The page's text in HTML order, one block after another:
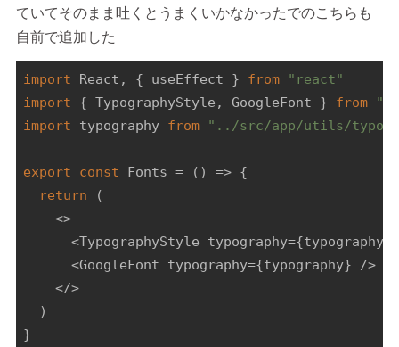
ていてそのまま吐くとうまくいかなかったでのこちらも
自前で追加した
import React, { useEffect } from
"react"
import { TypographyStyle, GoogleFont } from
import typography from "../src/app/utils/
export const Fonts = () => {
return (
<>
<TypographyStyle
      <GoogleFont typography={typography} />
    </>
  )
}